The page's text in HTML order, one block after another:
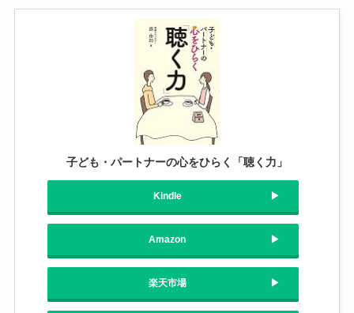
子ども・パートナーの心をひらく「聴く力」
Kindle
Amazon
楽天市場